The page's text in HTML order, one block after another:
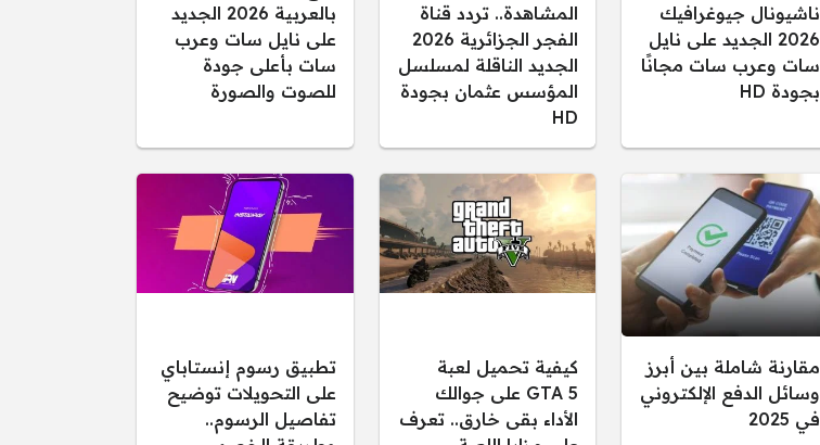
ناشيونال جيوغرافيك
2026 الجديد على نايل
سات وعرب سات مجانًا
بجودة HD
المشاهدة.. تردد قناة
الفجر الجزائرية 2026
الجديد الناقلة لمسلسل
المؤسس عثمان بجودة
HD
بالعربية 2026 الجديد
على نايل سات وعرب
سات بأعلى جودة
للصوت والصورة
مقارنة شاملة بين أبرز
وسائل الدفع الإلكتروني
في 2025
كيفية تحميل لعبة
GTA 5 على جوالك
الأداء بقى خارق.. تعرف
تطبيق رسوم إنستاباي
على التحويلات توضيح
تفاصيل الرسوم..